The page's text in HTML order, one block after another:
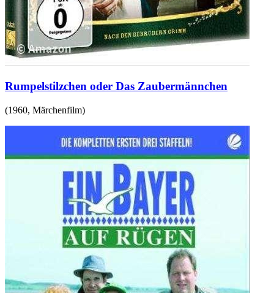
Rumpelstilzchen oder Das Zaubermännchen
(1960, Märchenfilm)